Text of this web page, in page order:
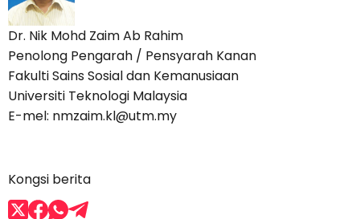
Dr. Nik Mohd Zaim Ab Rahim
Penolong Pengarah / Pensyarah Kanan
Fakulti Sains Sosial dan Kemanusiaan
Universiti Teknologi Malaysia
E-mel: nmzaim.kl@utm.my
Kongsi berita